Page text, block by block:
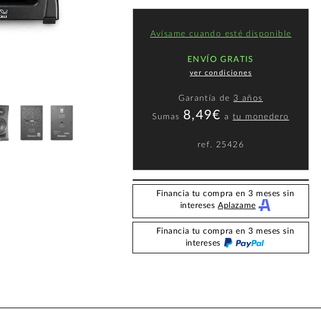
Avísame cuando esté disponible
ENVÍO GRATIS
ver condiciones
Garantía de 3 años
Sumas 8,49€ atu monedero
ref. 25426
Financia tu compra en 3 meses sin
interesesAplazame
Financia tu compra en 3 meses sin
intereses